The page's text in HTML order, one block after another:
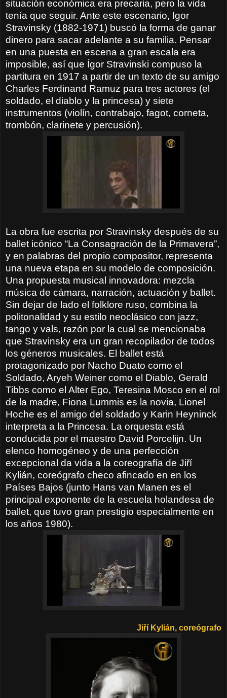
situación económica era precaria, pero la vida
tenía que seguir. Ante este escenario, Igor
Stravinsky (1882-1971) buscó la forma de ganar
dinero para sacar adelante a su familia. Pensar
en una puesta en escena a gran escala era
imposible, así que Ígor Stravinski compuso la
partitura en 1917 a partir de un texto de su amigo
Charles Ferdinand Ramuz para tres actores (el
soldado, el diablo y la princesa) y siete
instrumentos (violín, contrabajo, fagot, corneta,
trombón, clarinete y percusión).
La obra fue escrita por Stravinsky después de su
ballet icónico “La Consagración de la Primavera”,
y en palabras del propio compositor, representa
una nueva etapa en su modelo de composición.
Una propuesta musical innovadora: mezcla
música de cámara, narración, actuación y ballet.
Sin dejar de lado el folklore ruso, combina la
politonalidad y su estilo neoclásico con jazz,
tango y vals, razón por la cual se mencionaba
que Stravinsky era un gran recopilador de todos
los géneros musicales. El ballet está
protagonizado por Nacho Duato como el
Soldado, Aryeh Weiner como el Diablo, Gerald
Tibbs como el Alter Ego, Teresina Mosco en el rol
de la madre, Fiona Lummis es la novia, Lionel
Hoche es el amigo del soldado y Karin Heyninck
interpreta a la Princesa. La orquesta está
conducida por el maestro David Porcelijn. Un
elenco homogéneo y de una perfección
excepcional da vida a la coreografía de Jiří
Kylián, coreógrafo checo afincado en en los
Países Bajos (junto Hans van Manen es el
principal exponente de la escuela holandesa de
ballet, que tuvo gran prestigio especialmente en
los años 1980).
Jiří Kylián, coreógrafo